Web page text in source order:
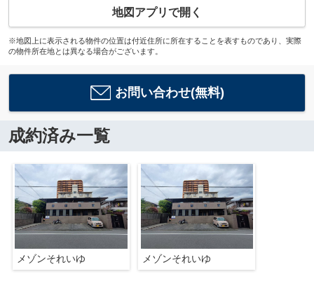
地図アプリで開く
※地図上に表示される物件の位置は付近住所に所在することを表すものであり、実際
の物件所在地とは異なる場合がございます。
お問い合わせ(無料)
成約済み一覧
メゾンそれいゆ メゾンそれいゆ